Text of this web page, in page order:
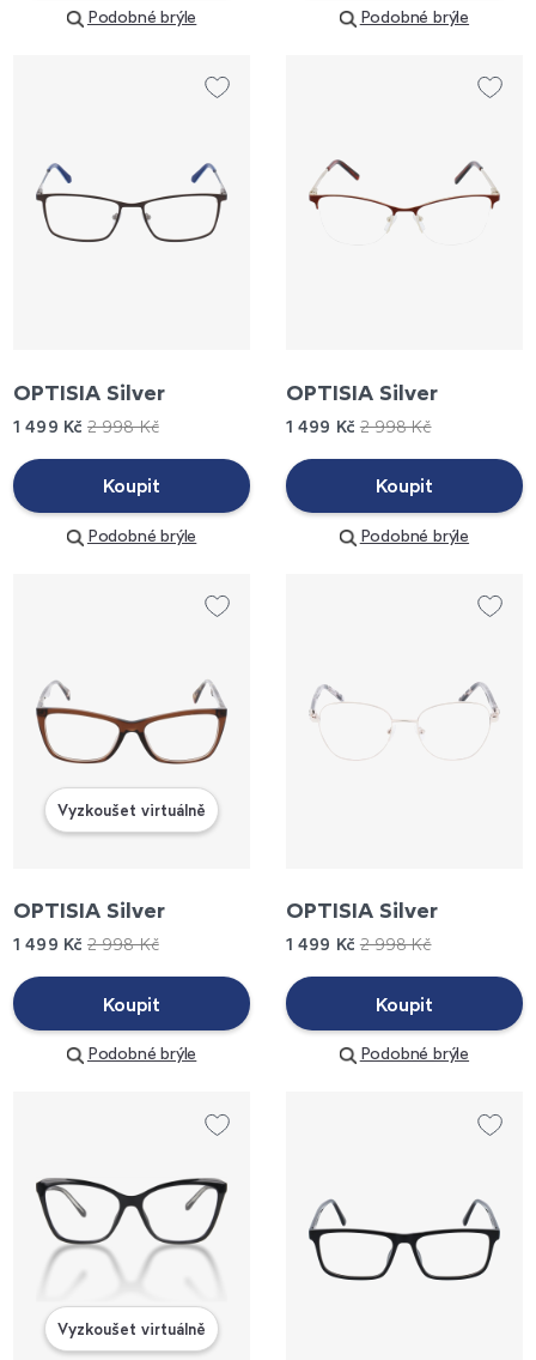
Podobné brýle Podobné brýle
OPTISIA Silver
1 499 Kč2 998 Kč
Koupit
Podobné brýle
OPTISIA Silver
1 499 Kč 2 998 Kč
Koupit
Podobné brýle
Vyzkoušet virtuálně
OPTISIA Silver
1 499 Kč2 998 Kč
Koupit
Podobné brýle
OPTISIA Silver
1 499 Kč 2 998 Kč
Koupit
Podobné brýle
Vyzkoušet virtuálně